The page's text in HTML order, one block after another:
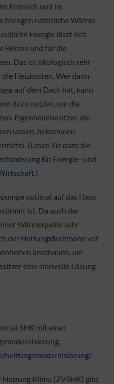
Erdreich und im
Mengen natürliche Wärme
Energie lässt sich
Heizen und für die
Das ist ökologisch sehr
Heizkosten. Wer dann
auf dem Dach hat, kann
dazu nutzen, um die
Eigenheimbesitzer, die
lassen, bekommen
(Lesen Sie dazu die
für Energie- und
.)
optimal auf das Haus
ist. Da auch der
Wärmequelle sehr
der Heizungsfachmann vor
anschauen, um
eine sinnvolle Lösung
SHK mit einer
heizungsmodernisierung/
Klima (ZVSHK) gibt